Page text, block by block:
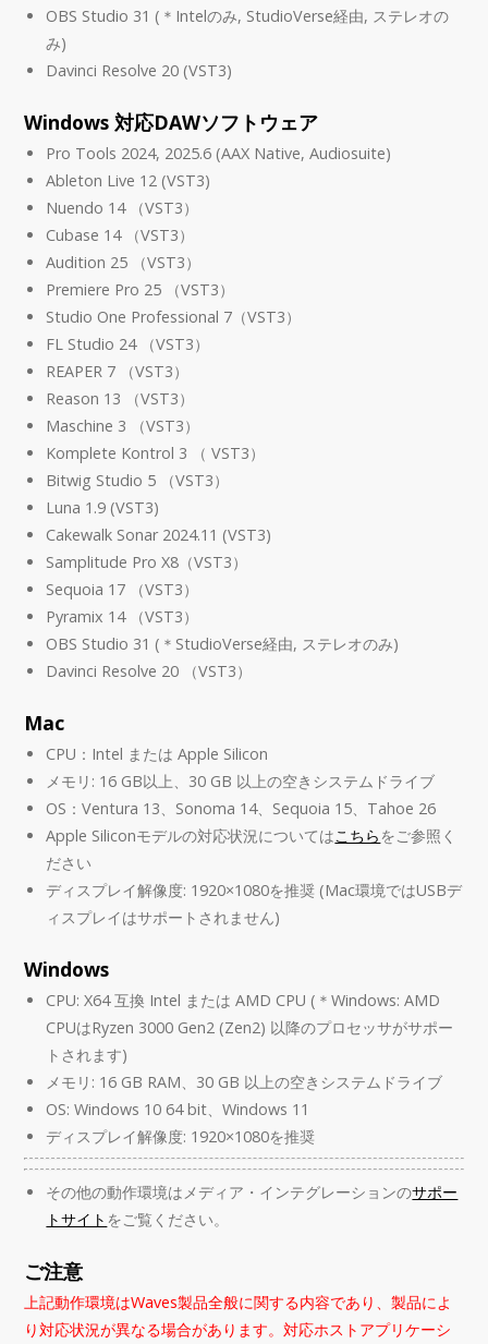
OBS Studio 31 (＊Intelのみ, StudioVerse経由, ステレオの
み)
Davinci Resolve 20 (VST3)
Windows 対応DAWソフトウェア
Pro Tools 2024, 2025.6 (AAX Native, Audiosuite)
Ableton Live 12 (VST3)
Nuendo 14 （VST3）
Cubase 14 （VST3）
Audition 25 （VST3）
Premiere Pro 25 （VST3）
Studio One Professional 7（VST3）
FL Studio 24 （VST3）
REAPER 7 （VST3）
Reason 13 （VST3）
Maschine 3 （VST3）
Komplete Kontrol 3 （ VST3）
Bitwig Studio 5 （VST3）
Luna 1.9 (VST3)
Cakewalk Sonar 2024.11 (VST3)
Samplitude Pro X8（VST3）
Sequoia 17 （VST3）
Pyramix 14 （VST3）
OBS Studio 31 (＊StudioVerse経由, ステレオのみ)
Davinci Resolve 20 （VST3）
Mac
CPU：Intel または Apple Silicon
メモリ: 16 GB以上、30 GB 以上の空きシステムドライブ
OS：Ventura 13、Sonoma 14、Sequoia 15、Tahoe 26
Apple Siliconモデルの対応状況についてはこちらをご参照く
ださい
ディスプレイ解像度: 1920×1080を推奨 (Mac環境ではUSBデ
ィスプレイはサポートされません)
Windows
CPU: X64 互換 Intel または AMD CPU (＊Windows: AMD
CPUはRyzen 3000 Gen2 (Zen2) 以降のプロセッサがサポー
トされます)
メモリ: 16 GB RAM、30 GB 以上の空きシステムドライブ
OS: Windows 10 64 bit、Windows 11
ディスプレイ解像度: 1920×1080を推奨
その他の動作環境はメディア・インテグレーションのサポー
トサイト をご覧ください。
ご注意
上記動作環境はWaves製品全般に関する内容であり、製品によ
り対応状況が異なる場合があります。対応ホストアプリケーシ